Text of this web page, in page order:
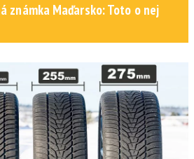
známka Maďarsko: Toto o nej